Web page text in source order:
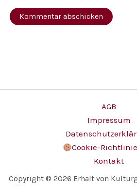
AGB
Impressum
Cookie-
Kontakt
Copyright © 2026 Erhalt von